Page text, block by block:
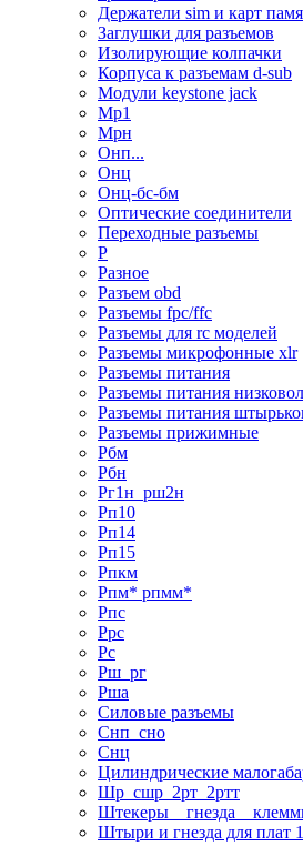
Держатели sim и карт
Заглушки для разъемов
Изолирующие колпачки
Корпуса к разъемам d-sub
Модули keystone jack
Мр1
Мрн
Онп...
Онц
Онц-бс-бм
Оптические соединители
Переходные разъемы
Р
Разное
Разъем obd
Разъемы fpc/ffc
Разъемы для rc моделей
Разъемы микрофонные xlr
Разъемы питания
Разъемы питания
Разъемы питания
Разъемы прижимные
Рбм
Рбн
Рг1н_рш2н
Рп10
Рп14
Рп15
Рпкм
Рпм* рпмм*
Рпс
Ррс
Рс
Рш_рг
Рша
Силовые разъемы
Снп_сно
Снц
Цилиндрические
Шр_сшр_2рт_2ртт
Штекеры _ гнезда _
Штыри и гнезда для плат